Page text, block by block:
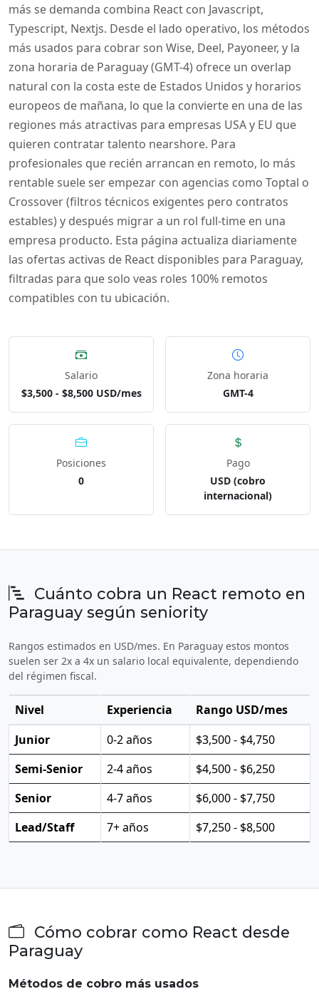
más se demanda combina React con Javascript,
Typescript, Nextjs. Desde el lado operativo, los métodos
más usados para cobrar son Wise, Deel, Payoneer, y la
zona horaria de Paraguay (GMT-4) ofrece un overlap
natural con la costa este de Estados Unidos y horarios
europeos de mañana, lo que la convierte en una de las
regiones más atractivas para empresas USA y EU que
quieren contratar talento nearshore. Para
profesionales que recién arrancan en remoto, lo más
rentable suele ser empezar con agencias como Toptal o
Crossover (filtros técnicos exigentes pero contratos
estables) y después migrar a un rol full-time en una
empresa producto. Esta página actualiza diariamente
las ofertas activas de React disponibles para Paraguay,
filtradas para que solo veas roles 100% remotos
compatibles con tu ubicación.
Salario
$3,500 - $8,500 USD/mes
Zona horaria
GMT-4
Posiciones
0
Pago
USD (cobro
internacional)
Cuánto cobra un React remoto en
Paraguay según seniority
Rangos estimados en USD/mes. En Paraguay estos montos
suelen ser 2x a 4x un salario local equivalente, dependiendo
del régimen fiscal.
Nivel Experiencia
Rango USD/mes
Junior
0-2 años
$3,500 - $4,750
Semi-Senior
2-4 años
$4,500 - $6,250
Senior
4-7 años
$6,000 - $7,750
Lead/Staff
7+ años $7,250 - $8,500
Cómo cobrar como React desde
Paraguay
Métodos de cobro más usados